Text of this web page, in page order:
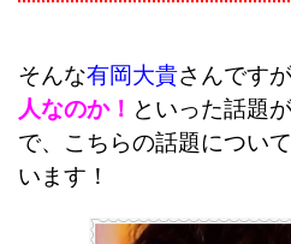
そんな有岡大貴さんです
人なのか！ といった話題
で、こちらの話題につい
います！